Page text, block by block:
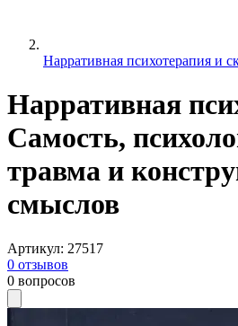
Нарративная психотерапия и
Нарративная
Самость,
травма и
смыслов
Артикул: 27517
0 отзывов
0 вопросов